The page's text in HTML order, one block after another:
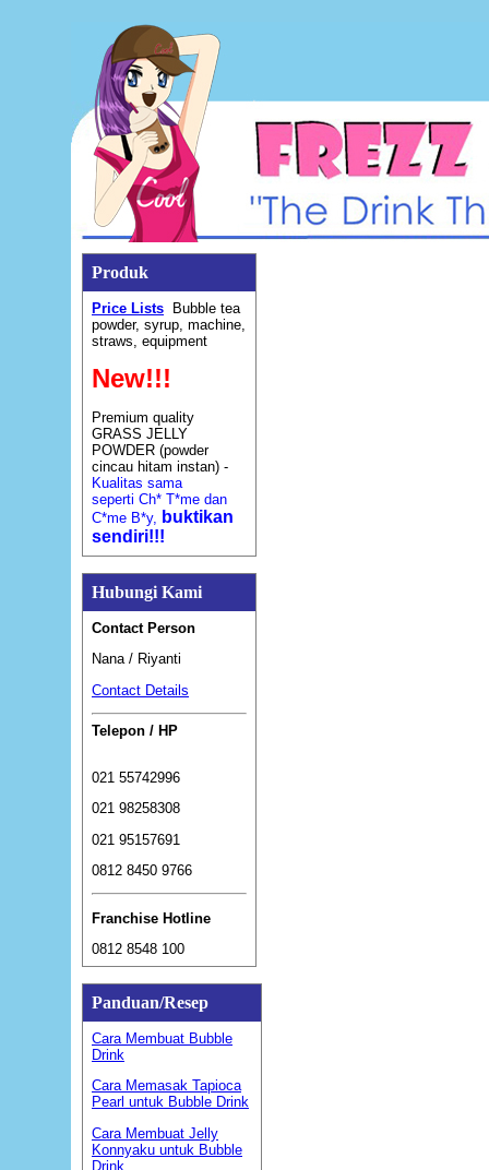
Produk
Price Lists Bubble tea
powder, syrup, machine,
straws, equipment
New!!!
Premium quality
GRASS JELLY
POWDER (powder
cincau hitam instan) -
Kualitas sama
seperti Ch* T*me dan
C*me B*y,
buktikan
sendiri!!!
Hubungi Kami
Contact Person
Nana / Riyanti
Contact Details
Telepon / HP
021 55742996
021 98258308
021 95157691
0812 8450 9766
Franchise Hotline
0812 8548 100
Panduan/Resep
Cara Membuat Bubble
Drink
Cara Memasak Tapioca
Pearl untuk Bubble Drink
Cara Membuat Jelly
Konnyaku untuk Bubble
Drink